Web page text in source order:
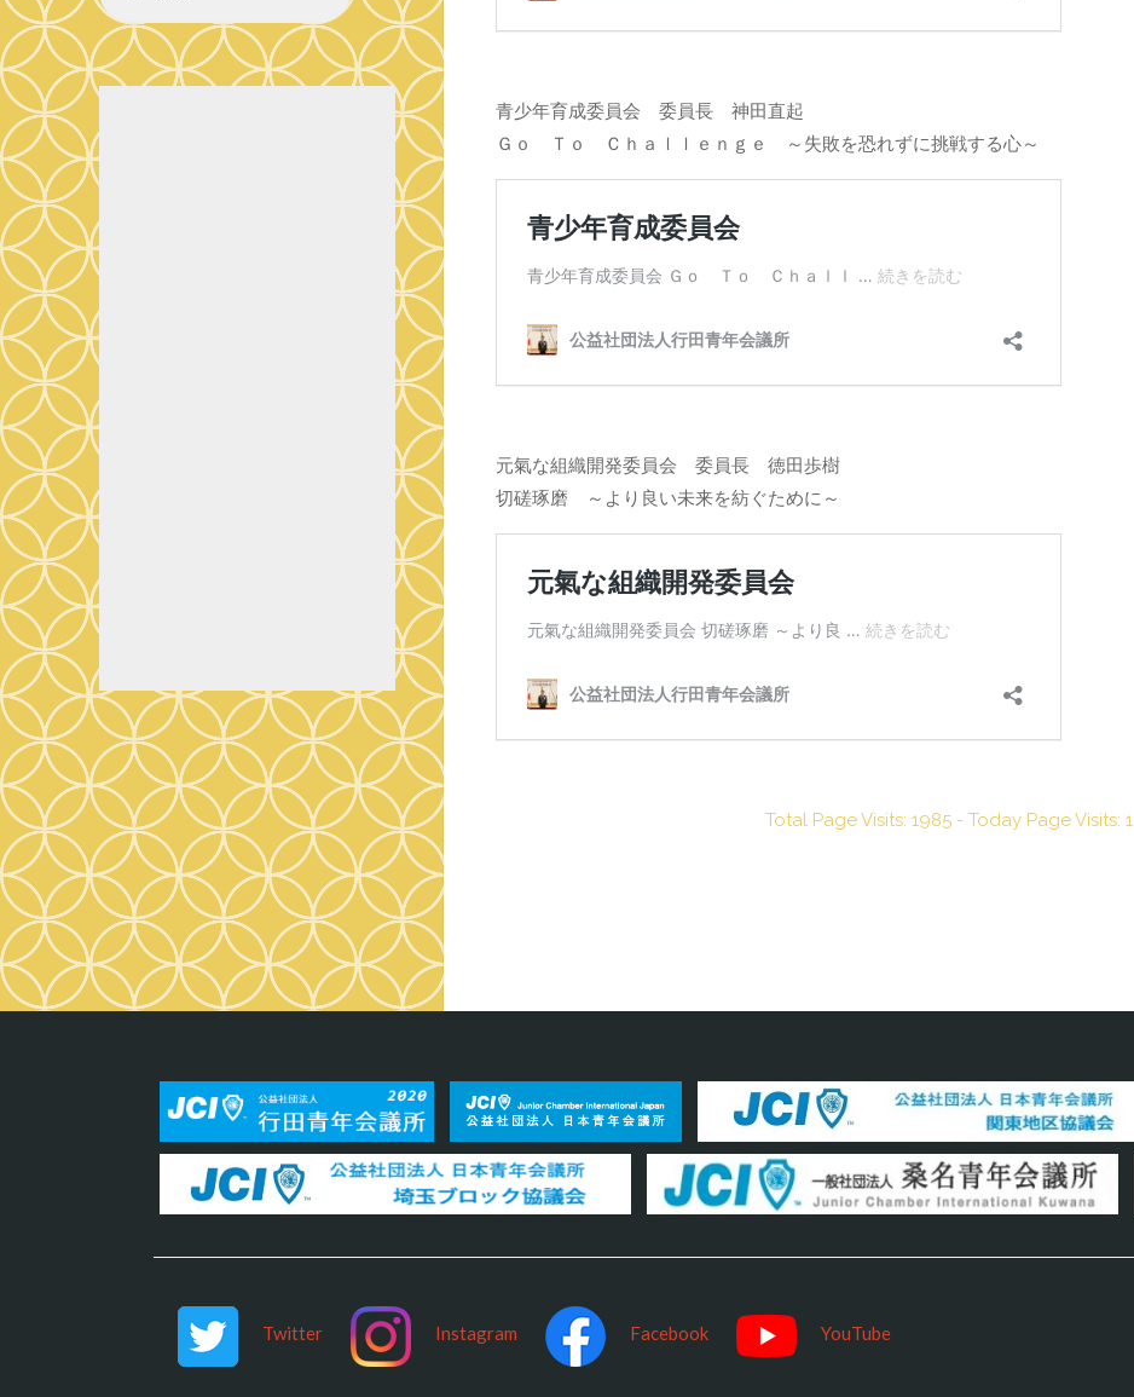
青少年育成委員会 委員長 神田直起
Ｇｏ Ｔｏ Ｃｈａｌｌｅｎｇｅ ～失敗を恐れずに挑戦する心～
元氣な組織開発委員会 委員長 徳田歩樹
切磋琢磨 ～より良い未来を紡ぐために～
Total Page Visits: 1985 - Today Page Visits: 1
索
対
象:
Twitter Instagram Facebook YouTube